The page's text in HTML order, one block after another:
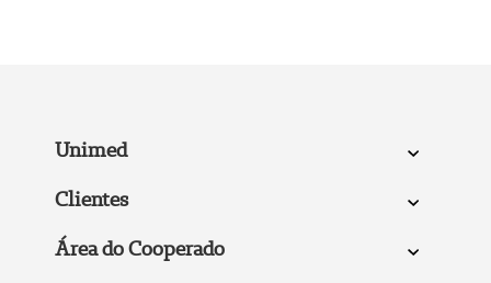
Unimed
Clientes
Área do Cooperado